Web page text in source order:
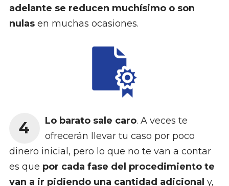
adelante se reducen muchísimo o son
nulasen muchas ocasiones.
4 Lo barato sale caro. A veces te
ofrecerán llevar tu caso por poco
dinero inicial, pero lo que no te van a contar
es que por cada fase del procedimiento te
van a ir pidiendo una cantidad adicional y,